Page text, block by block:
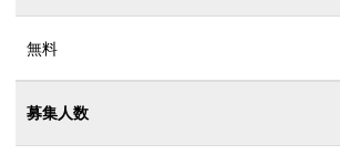
無料
募集人数